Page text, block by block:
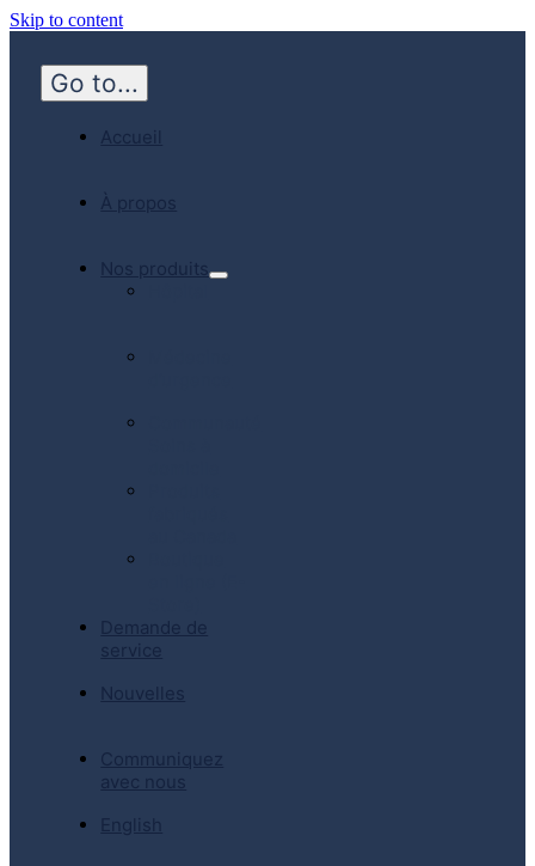
Skip to content
Go to...
Accueil
À propos
Nos produits
Demande de
service
Nouvelles
Communiquez
avec nous
English